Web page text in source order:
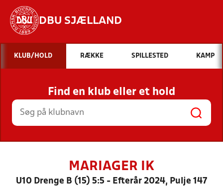
DBU SJÆLLAND
Hvad vil du søge efter?
INDHOLD OG NYHEDER
STILLINGER, RESULTATER, KLUBBER OG
HOLD
KLUB/HOLD RÆKKE SPILLESTED KAMP
Find en klub eller et hold
MARIAGER IK
U10 Drenge B (15) 5:5 - Efterår 2024, Pulje 147